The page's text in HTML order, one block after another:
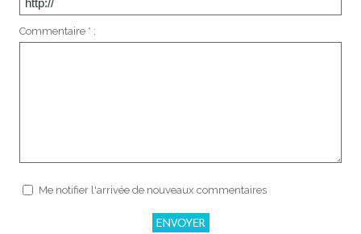
Commentaire * :
Me notifier l'arrivée de nouveaux commentaires